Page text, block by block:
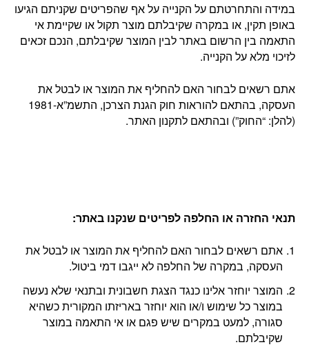
במידה והתחרטתם על הקנייה על אף שהפריטים שקניתם הגיעו
באופן תקין, או במקרה שקיבלתם מוצר תקול או שקיימת אי
התאמה בין הרשום באתר לבין המוצר שקיבלתם, הנכם זכאים
לזיכוי מלא על הקנייה.
אתם רשאים לבחור האם להחליף את המוצר או לבטל את
העסקה, בהתאם להוראות חוק הגנת הצרכן, התשמ”א-1981
(להלן: “החוק”) ובהתאם לתקנון האתר.
תנאי החזרה או החלפה לפריטים שנקנו באתר:
אתם רשאים לבחור האם להחליף את המוצר או לבטל את
העסקה, במקרה של החלפה לא ייגבו דמי ביטול.
המוצר יוחזר אלינו כנגד הצגת חשבונית ובתנאי שלא נעשה
במוצר כל שימוש ו/או הוא יוחזר באריזתו המקורית כשהיא
סגורה, למעט במקרים שיש פגם או אי התאמה במוצר
שקיבלתם.